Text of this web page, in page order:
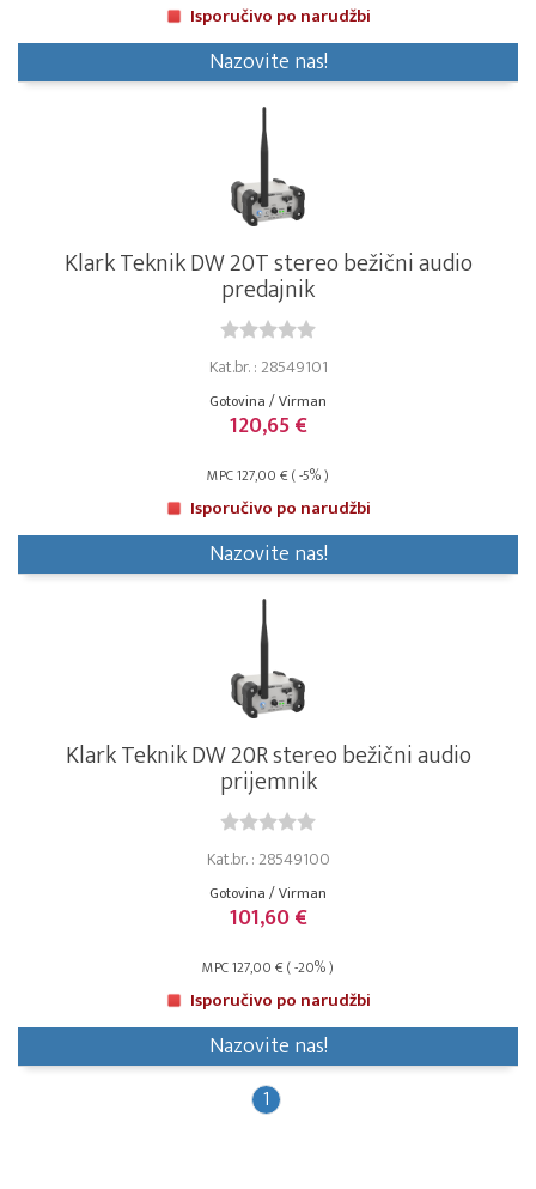
Isporučivo po narudžbi
Nazovite nas!
Klark Teknik DW 20T stereo bežični audio
predajnik
Kat.br. : 28549101
Gotovina / Virman
120,65 €
MPC 127,00 € ( -5% )
Isporučivo po narudžbi
Nazovite nas!
Klark Teknik DW 20R stereo bežični audio
prijemnik
Kat.br. : 28549100
Gotovina / Virman
101,60 €
MPC 127,00 € ( -20% )
Isporučivo po narudžbi
Nazovite nas!
1